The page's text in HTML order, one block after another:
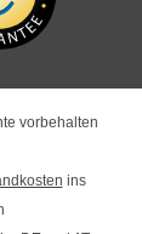
vorbehalten
ins